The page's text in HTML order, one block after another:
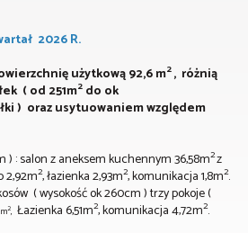
2026 R.
użytkową 92,6m2, różnią
( od 251m2 do ok
) oraz usytuowaniem względem
) : salon z aneksem kuchennym 36,58m2z
2,92m2, łazienka 2,93m2, komunikacja 1,8m2.
( wysokość ok 260cm ) trzy pokoje (
2, Łazienka 6,51m2, komunikacja 4,72m2.